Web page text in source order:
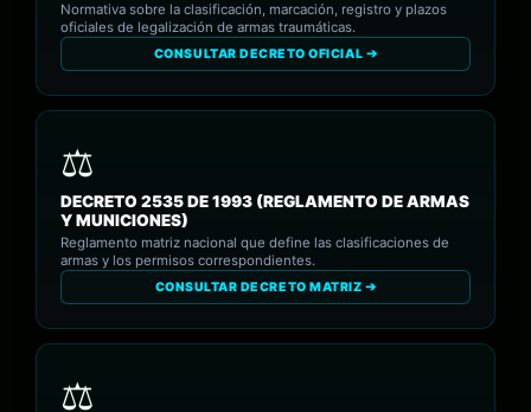
Normativa sobre la clasificación, marcación, registro y plazos
oficiales de legalización de armas traumáticas.
CONSULTAR DECRETO OFICIAL ➔
DECRETO 2535 DE 1993 (REGLAMENTO DE ARMAS
Y MUNICIONES)
Reglamento matriz nacional que define las clasificaciones de
armas y los permisos correspondientes.
CONSULTAR DECRETO MATRIZ ➔